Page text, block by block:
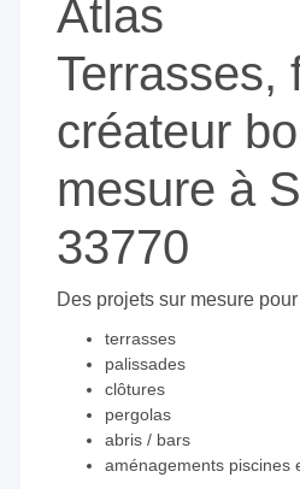
Atlas
Terrasses,
créateur
mesure à
33770
Des projets sur mesure
terrasses
palissades
clôtures
pergolas
abris / bars
aménagements piscines